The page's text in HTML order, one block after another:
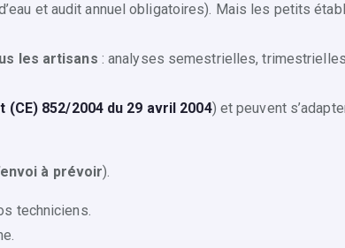
et audit annuel obligatoires). Mais les petits
les artisans : analyses semestrielles,
852/2004 du 29 avril 2004) et peuvent
à prévoir).
techniciens.